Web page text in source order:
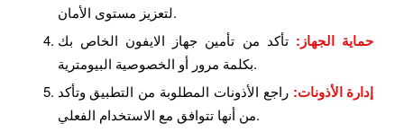
لتعزيز مستوى الأمان.
حماية الجهاز: تأكد من تأمين جهاز الايفون الخاص بك
بكلمة مرور أو الخصوصية البيومترية.
إدارة الأذونات:راجع الأذونات المطلوبة من التطبيق وتأكد
من أنها تتوافق مع الاستخدام الفعلي.